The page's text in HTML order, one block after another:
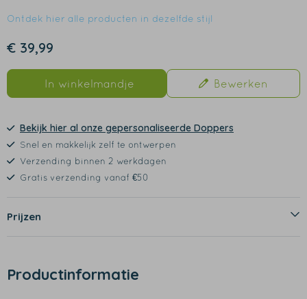
Ontdek hier alle producten in dezelfde stijl
€ 39,99
In winkelmandje Bewerken
Bekijk hier al onze gepersonaliseerde Doppers
Snel en makkelijk zelf te ontwerpen
Verzending binnen 2 werkdagen
Gratis verzending vanaf €50
Prijzen
Productinformatie